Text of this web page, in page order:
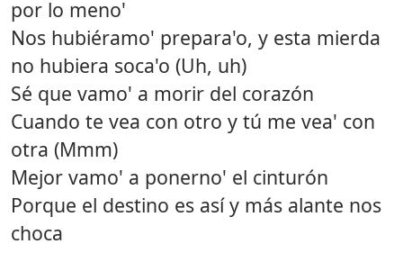
por lo meno'
Nos hubiéramo' prepara'o, y esta mierda
no hubiera soca'o (Uh, uh)
Sé que vamo' a morir del corazón
Cuando te vea con otro y tú me vea' con
otra (Mmm)
Mejor vamo' a ponerno' el cinturón
Porque el destino es así y más alante nos
choca